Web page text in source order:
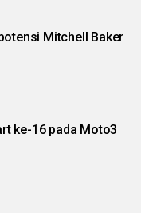
Mitchell Baker
ke-16 pada Moto3